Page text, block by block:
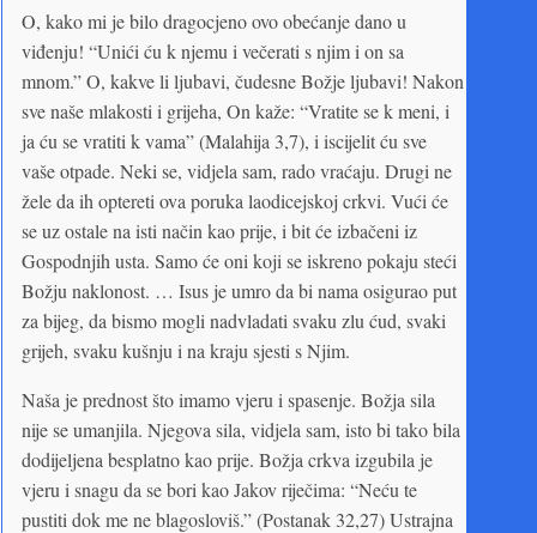
O, kako mi je bilo dragocjeno ovo obećanje dano u
viđenju! “Unići ću k njemu i večerati s njim i on sa
mnom.” O, kakve li ljubavi, čudesne Božje ljubavi! Nakon
sve naše mlakosti i grijeha, On kaže: “Vratite se k meni, i
ja ću se vratiti k vama” (Malahija 3,7), i iscijelit ću sve
vaše otpade. Neki se, vidjela sam, rado vraćaju. Drugi ne
žele da ih optereti ova poruka laodicejskoj crkvi. Vući će
se uz ostale na isti način kao prije, i bit će izbačeni iz
Gospodnjih usta. Samo će oni koji se iskreno pokaju steći
Božju naklonost. … Isus je umro da bi nama osigurao put
za bijeg, da bismo mogli nadvladati svaku zlu ćud, svaki
grijeh, svaku kušnju i na kraju sjesti s Njim.
Naša je prednost što imamo vjeru i spasenje. Božja sila
nije se umanjila. Njegova sila, vidjela sam, isto bi tako bila
dodijeljena besplatno kao prije. Božja crkva izgubila je
vjeru i snagu da se bori kao Jakov riječima: “Neću te
pustiti dok me ne blagosloviš.” (Postanak 32,27) Ustrajna